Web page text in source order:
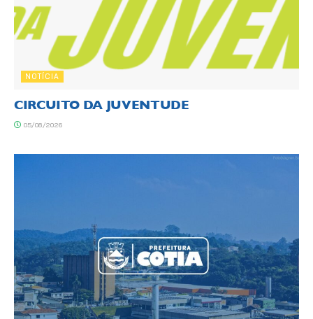
NOTÍCIA
CIRCUITO DA JUVENTUDE
05/08/2026